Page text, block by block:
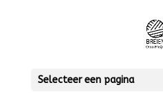
Selecteer een pagina